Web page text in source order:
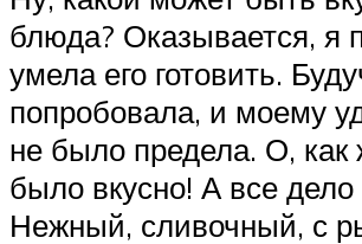
блюда? Оказывается, я
умела его готовить.
попробовала, и моему
не было предела. О, как
было вкусно! А все дело
Нежный, сливочный, с